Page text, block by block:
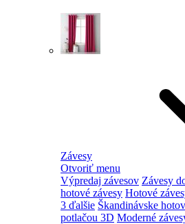
Závesy
Otvoriť menu
Výpredaj závesov Závesy
hotové závesy Hotové
3 ďalšie Škandinávske
potlačou 3D Moderné